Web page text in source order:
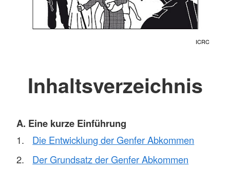
ICRC
Inhaltsverzeichnis
A. Eine kurze Einführung
Die Entwicklung der Genfer Abkommen
Der Grundsatz der Genfer Abkommen